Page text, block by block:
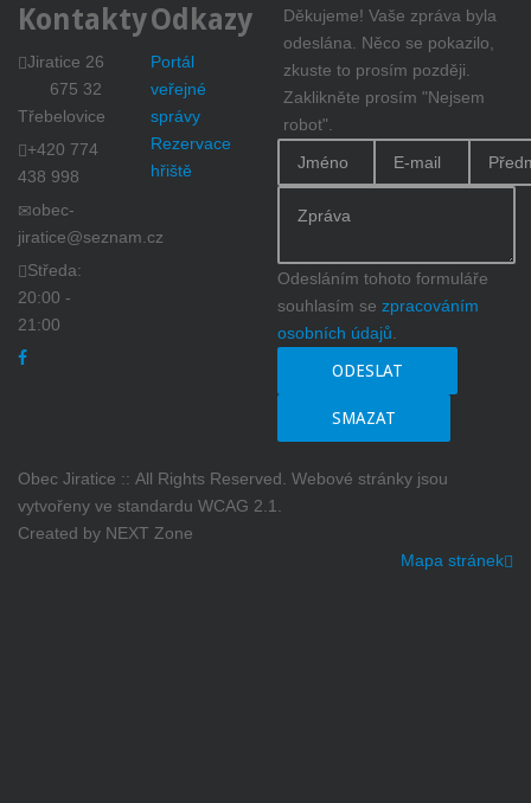
Kontakty
Jiratice 26
675 32
Třebelovice
+420 774
438 998
obec-
jiratice@seznam.cz
Středa:
20:00 -
21:00
Odkazy
Portál
veřejné
správy
Rezervace
hřiště
Děkujeme! Vaše zpráva byla
odeslána.
Něco se pokazilo,
zkuste to prosím později.
Zaklikněte prosím "Nejsem
robot".
Odesláním tohoto formuláře
souhlasím se zpracováním
osobních údajů
ODESLAT
SMAZAT
Obec Jiratice :: All Rights Reserved. Webové stránky jsou
vytvořeny ve standardu WCAG 2.1.
Created by NEXT Zone
Mapa stránek